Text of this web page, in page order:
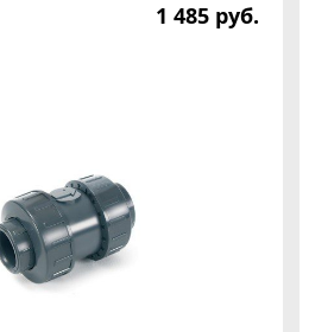
1 485 руб.